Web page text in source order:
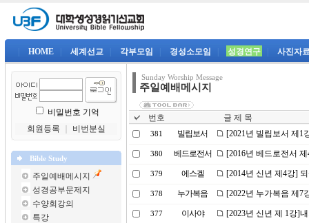
HOME 세계선교 각부모임 경성소모임 성경연구 사진자
비밀번호 기억
회원등록
비번분실
Bible Study
주일예배메시지
성경공부문제지
수양회강의
특강
Sunday Worship Message
주일예배메시지
번호 글 제 목
381 빌립보서 [2021년 빌립보서 제1
380 베드로전서 [2016년 베드로전서
379 에스겔 [2014년 신년 제4강]
378 누가복음 [2022년 누가복음 제7
377 이사야 [2023년 신년 제 1강]